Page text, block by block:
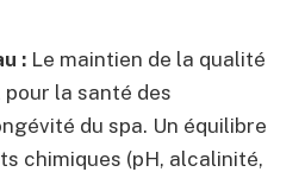
: Le maintien de la qualité
pour la santé des
du spa. Un équilibre
chimiques (pH, alcalinité,